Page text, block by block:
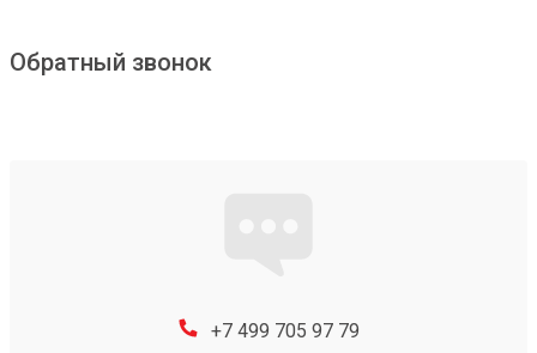
Обратный звонок
+7 499 705 97 79